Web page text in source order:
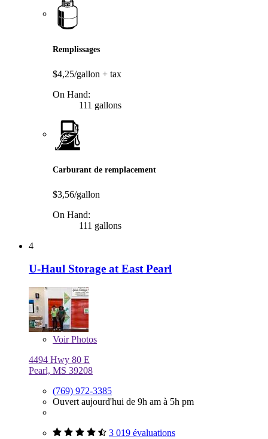
Remplissages
$4,25/gallon + tax
On Hand:
111 gallons
Carburant de remplacement
$3,56/gallon
On Hand:
111 gallons
4
U-Haul Storage at East Pearl
VoirPhotos
4494 Hwy 80 E
Pearl, MS 39208
(769) 972-3385
Ouvert aujourd'hui de 9h am à 5h pm
3 019 évaluations